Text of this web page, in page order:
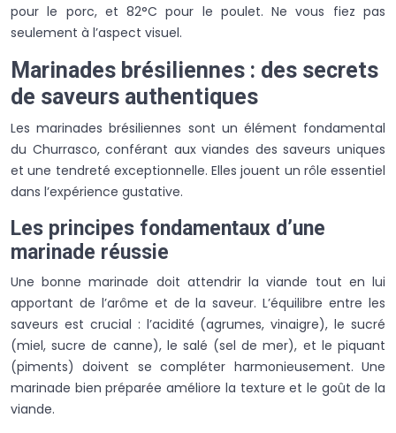
pour le porc, et 82°C pour le poulet. Ne vous fiez pas
seulement à l’aspect visuel.
Marinades brésiliennes : des secrets
de saveurs authentiques
Les marinades brésiliennes sont un élément fondamental
du Churrasco, conférant aux viandes des saveurs uniques
et une tendreté exceptionnelle. Elles jouent un rôle essentiel
dans l’expérience gustative.
Les principes fondamentaux d’une
marinade réussie
Une bonne marinade doit attendrir la viande tout en lui
apportant de l’arôme et de la saveur. L’équilibre entre les
saveurs est crucial : l’acidité (agrumes, vinaigre), le sucré
(miel, sucre de canne), le salé (sel de mer), et le piquant
(piments) doivent se compléter harmonieusement. Une
marinade bien préparée améliore la texture et le goût de la
viande.